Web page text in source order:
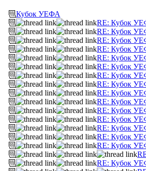
Кубок УЕФА
RE: Кубок
RE: Кубок
RE: Кубок
RE: Кубок
RE: Кубок
RE: Кубок
RE: Кубок
RE: Кубок
RE: Кубок
RE: Кубок
RE: Кубок
RE: Кубок
RE: Кубок
RE: Кубок
RE: Кубок
RE: Кубок